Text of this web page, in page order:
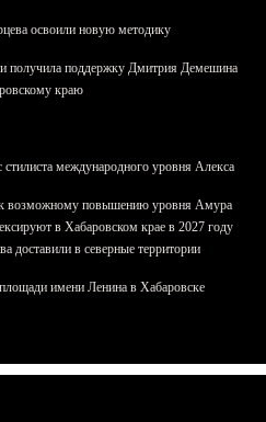
освоили новую методику
получила поддержку Дмитрия Демешина
краю
международного уровня Алекса
к возможному повышению уровня Амура
в Хабаровском крае в 2027 году
доставили в северные территории
имени Ленина в Хабаровске